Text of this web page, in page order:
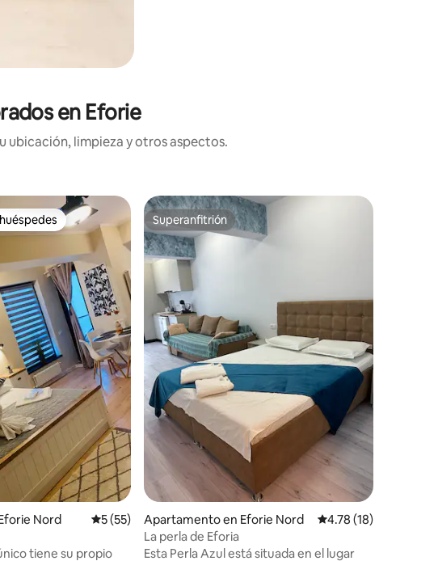
en Eforie
ubicación, limpieza y otros aspectos.
5, 6 reseñas
preferido
Nord Calificación promedio: 5 de 5, 55 reseñas
5 (55)
tiene su propio
Superanfitrión
Superanfitrión
Apartamento en Eforie Nord Calificación
4.78 (18)
La perla de Eforia
Esta Perla Azul está situada en el lugar